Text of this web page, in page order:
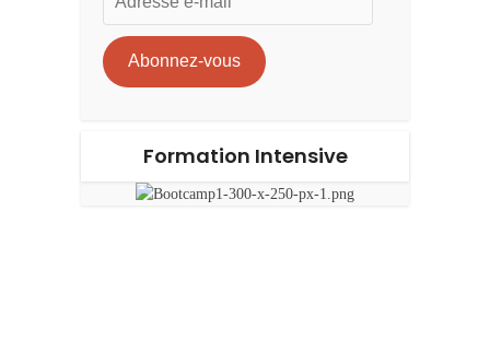
e-
mail
Abonnez-vous
Formation Intensive